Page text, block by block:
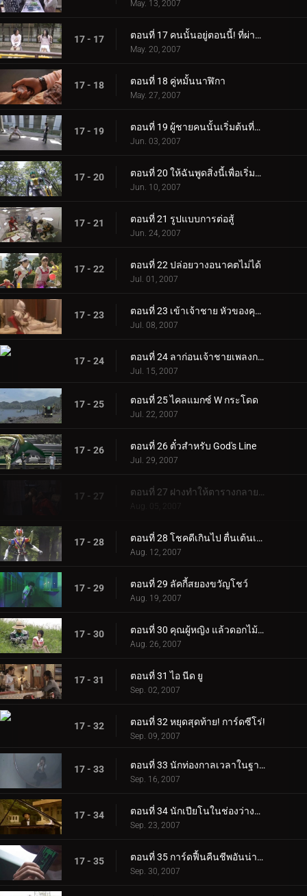
May. 13, 2007
17 - 17 ตอนที่ 17 คนนั้นอยู่ตอนนี้! ที่ผ่านมาด้วยเหรอ?
May. 20, 2007
17 - 18 ตอนที่ 18 คู่หมั้นนาฬิกา
May. 27, 2007
17 - 19 ตอนที่ 19 ผู้ชายคนนั้นเริ่มต้นที่ศูนย์
Jun. 03, 2007
17 - 20 ตอนที่ 20 ให้ฉันพูดสิ่งนี้เพื่อเริ่มต้น
Jun. 10, 2007
17 - 21 ตอนที่ 21 รูปแบบการต่อสู้
Jun. 24, 2007
17 - 22 ตอนที่ 22 ปล่อยวางอนาคตไม่ได้
Jul. 01, 2007
17 - 23 ตอนที่ 23 เข้าเจ้าชาย หัวของคุณสูง!
Jul. 08, 2007
17 - 24 ตอนที่ 24 ลาก่อนเจ้าชายเพลงกล่อมเด็ก
Jul. 15, 2007
17 - 25 ตอนที่ 25 ไคลแมกซ์ W กระโดด
Jul. 22, 2007
17 - 26 ตอนที่ 26 ตั๋วสำหรับ God's Line
Jul. 29, 2007
17 - 27
Aug. 05, 2007
17 - 28 ตอนที่ 28 โชคดีเกินไป ตื่นเต้นเกินไป แปลกเกินไป
Aug. 12, 2007
17 - 29 ตอนที่ 29 ลัคกี้สยองขวัญโชว์
Aug. 19, 2007
17 - 30 ตอนที่ 30 คุณผู้หญิง แล้วดอกไม้ไฟล่ะ?
Aug. 26, 2007
17 - 31 ตอนที่ 31 ไอ นีด ยู
Sep. 02, 2007
17 - 32 ตอนที่ 32 หยุดสุดท้าย! การ์ดซีโร่!
Sep. 09, 2007
17 - 33 ตอนที่ 33 นักท่องกาลเวลาในฐานะสถานที่
Sep. 16, 2007
17 - 34 ตอนที่ 34 นักเปียโนในช่องว่างแห่งกาลเวลา
Sep. 23, 2007
17 - 35 ตอนที่ 35 การ์ดฟื้นคืนชีพอันน่าสลดใจศูนย์
Sep. 30, 2007